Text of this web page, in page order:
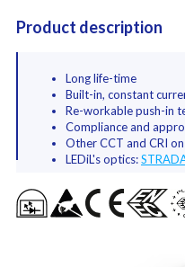
Product description
Long life-time
Built-in, constant
Re-workable push-in
Compliance and
Other CCT and CRI
LEDiL's optics: